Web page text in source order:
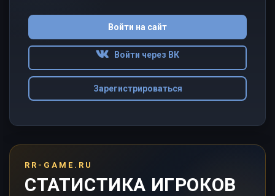
Войти на сайт
Войти через ВК
Зарегистрироваться
RR-GAME.RU
СТАТИСТИКА ИГРОКОВ